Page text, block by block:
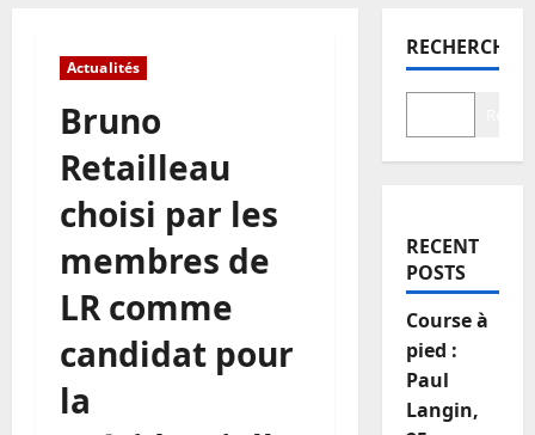
Actualités
Bruno
Retailleau
choisi par les
membres de
LR comme
candidat pour
la
RECHERCHER
RECENT
POSTS
Course à
pied :
Paul
Langin,